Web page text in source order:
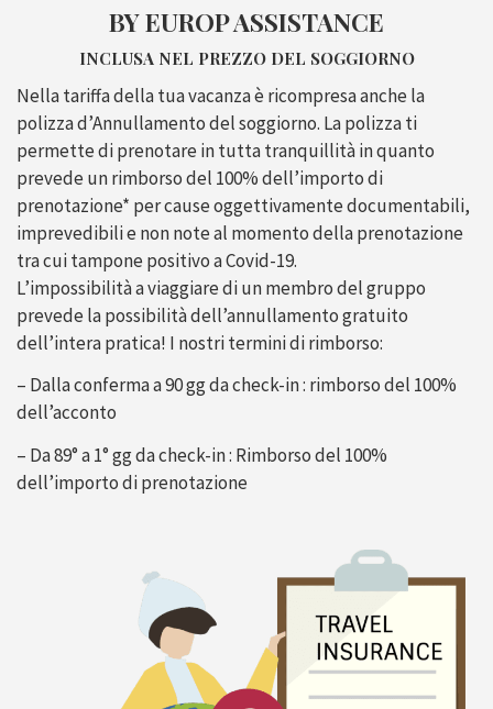
BY EUROP ASSISTANCE
INCLUSA NEL PREZZO DEL SOGGIORNO
Nella tariffa della tua vacanza è ricompresa anche la
polizza d’Annullamento del soggiorno. La polizza ti
permette di prenotare in tutta tranquillità in quanto
prevede un rimborso del 100% dell’importo di
prenotazione* per cause oggettivamente documentabili,
imprevedibili e non note al momento della prenotazione
tra cui tampone positivo a Covid-19.
L’impossibilità a viaggiare di un membro del gruppo
prevede la possibilità dell’annullamento gratuito
dell’intera pratica! I nostri termini di rimborso:
– Dalla conferma a 90 gg da check-in : rimborso del 100%
dell’acconto
– Da 89° a 1° gg da check-in : Rimborso del 100%
dell’importo di prenotazione